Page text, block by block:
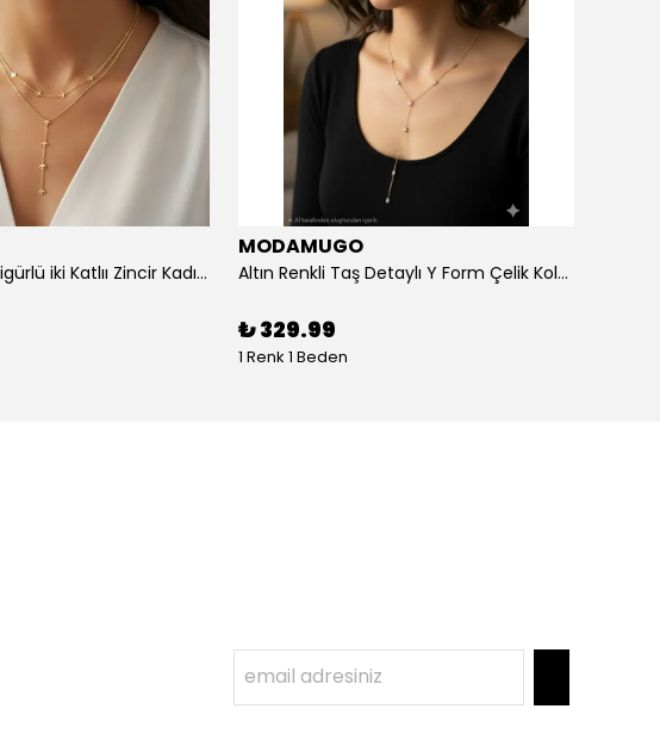
Altın Renk Kuş Figürlü iki Katlıı Zincir Kadın Y Kolye
MODAMUGO
Altın Renkli Taş Detaylı Y Form Çelik Kolye
₺ 329.99
1 Renk 1 Beden